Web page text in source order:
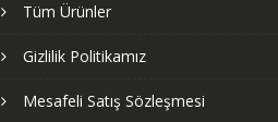
Tüm Ürünler
Gizlilik Politikamız
Mesafeli Satış Sözleşmesi